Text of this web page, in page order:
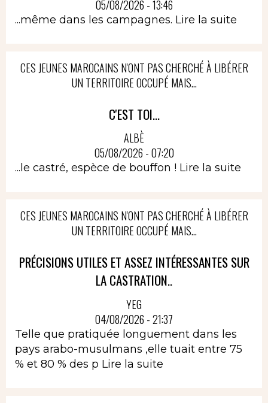
05/08/2026 - 13:46
...même dans les campagnes. Lire la suite
CES JEUNES MAROCAINS N'ONT PAS CHERCHÉ À LIBÉRER
UN TERRITOIRE OCCUPÉ MAIS...
C'EST TOI...
ALBÈ
05/08/2026 - 07:20
...le castré, espèce de bouffon ! Lire la suite
CES JEUNES MAROCAINS N'ONT PAS CHERCHÉ À LIBÉRER
UN TERRITOIRE OCCUPÉ MAIS...
PRÉCISIONS UTILES ET ASSEZ INTÉRESSANTES SUR
LA CASTRATION..
YEG
04/08/2026 - 21:37
Telle que pratiquée longuement dans les
pays arabo-musulmans ,elle tuait entre 75
% et 80 % des p Lire la suite